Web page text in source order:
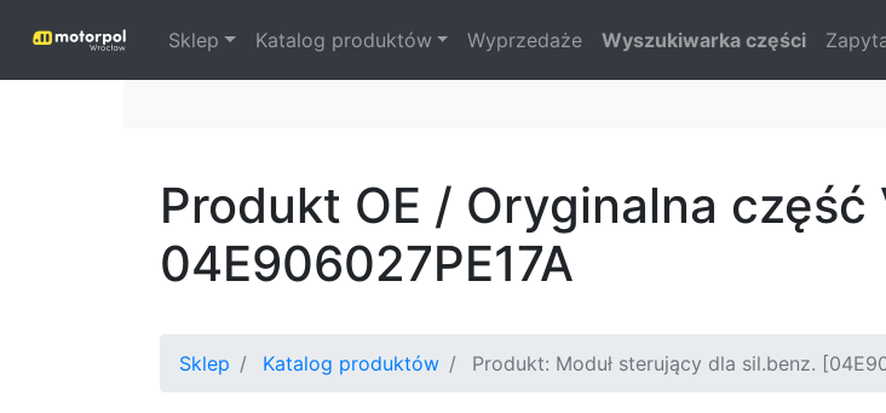
Sklep Katalog produktów Wyprzedaże Wyszukiwarka części
Produkt OE / Oryginalna część
04E906027PE17A
Sklep Katalog produktów Produkt: Moduł sterujący dla sil.benz.